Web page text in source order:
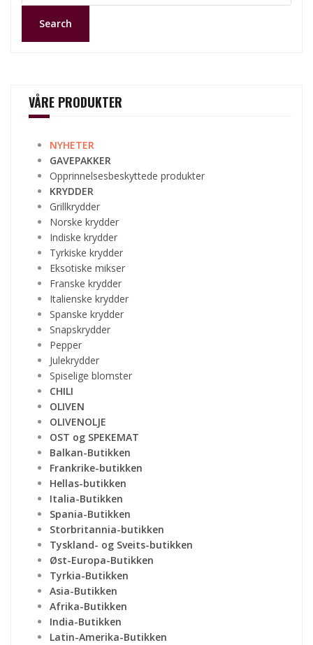
Search
VÅRE PRODUKTER
NYHETER
GAVEPAKKER
Opprinnelsesbeskyttede produkter
KRYDDER
Grillkrydder
Norske krydder
Indiske krydder
Tyrkiske krydder
Eksotiske mikser
Franske krydder
Italienske krydder
Spanske krydder
Snapskrydder
Pepper
Julekrydder
Spiselige blomster
CHILI
OLIVEN
OLIVENOLJE
OST og SPEKEMAT
Balkan-Butikken
Frankrike-butikken
Hellas-butikken
Italia-Butikken
Spania-Butikken
Storbritannia-butikken
Tyskland- og Sveits-butikken
Øst-Europa-Butikken
Tyrkia-Butikken
Asia-Butikken
Afrika-Butikken
India-Butikken
Latin-Amerika-Butikken